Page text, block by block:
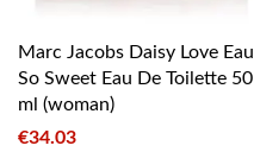
Marc Jacobs Daisy Love Eau
So Sweet Eau De Toilette 50
ml (woman)
€34.03